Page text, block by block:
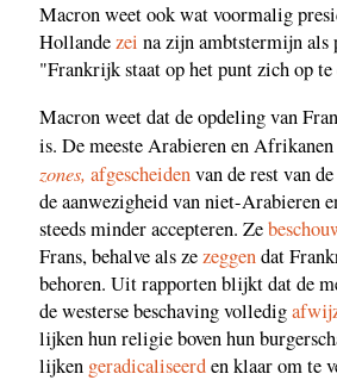
Macron weet ook wat voormalig
Hollandezei na zijn ambtstermijn als
"Frankrijk staat op het punt zich op te
Macron weet dat de opdeling van
is. De meeste Arabieren en Afrikanen
zones, afgescheidenvan de rest van
de aanwezigheid van niet-Arabieren
steeds minder accepteren. Ze
Frans, behalve als zezeggendat
behoren. Uit rapporten blijkt dat de
de westerse beschaving volledig
lijken hun religie boven hun
lijken geradicaliseerden klaar om te